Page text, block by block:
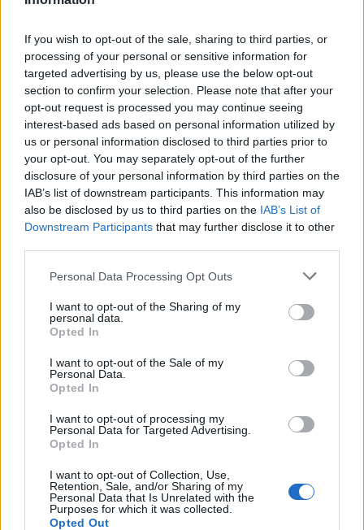
If you wish to opt-out of the sale, sharing to third parties, or
processing of your personal or sensitive information for
targeted advertising by us, please use the below opt-out
section to confirm your selection. Please note that after your
opt-out request is processed you may continue seeing
interest-based ads based on personal information utilized by
us or personal information disclosed to third parties prior to
your opt-out. You may separately opt-out of the further
disclosure of your personal information by third parties on the
IAB’s list of downstream participants. This information may
also be disclosed by us to third parties on the IAB’s List of
Downstream Participants that may further disclose it to other
Please note that this website/app uses one or more Google
not limited to your visit or usage behaviour. You may click to
grant or deny consent to Google and its third-party tags to
use your data for below specified purposes in below Google
consent section.
Personal Data Processing Opt Outs
I want to opt-out of the Sharing of my
personal data.
Opted In
I want to opt-out of the Sale of my
Personal Data.
Opted In
I want to opt-out of processing my
Personal Data for Targeted Advertising.
Opted In
I want to opt-out of Collection, Use,
Retention, Sale, and/or Sharing of my
Personal Data that Is Unrelated with the
Purposes for which it was collected.
Opted Out
tecnologia?
AUTORE
Staff